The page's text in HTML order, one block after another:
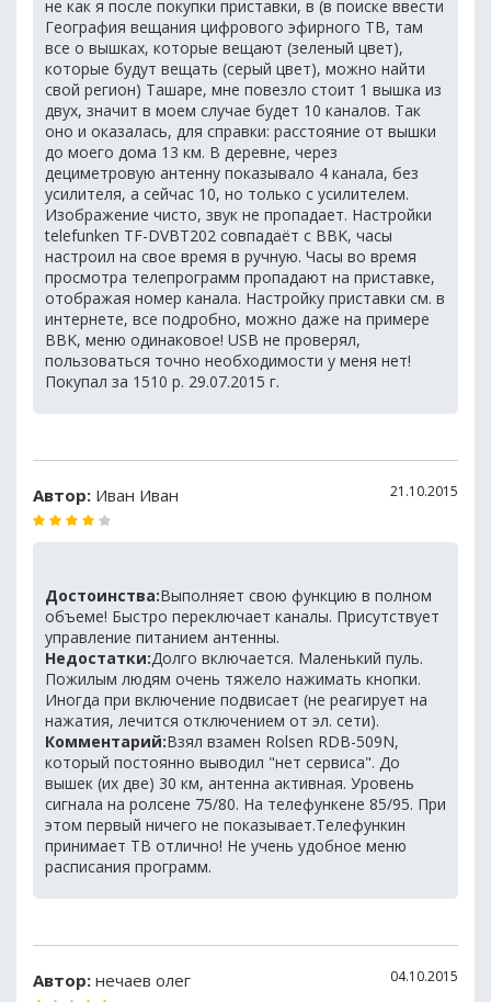
не как я после покупки приставки, в (в поиске ввести
География вещания цифрового эфирного ТВ, там
все о вышках, которые вещают (зеленый цвет),
которые будут вещать (серый цвет), можно найти
свой регион) Ташаре, мне повезло стоит 1 вышка из
двух, значит в моем случае будет 10 каналов. Так
оно и оказалась, для справки: расстояние от вышки
до моего дома 13 км. В деревне, через
дециметровую антенну показывало 4 канала, без
усилителя, а сейчас 10, но только с усилителем.
Изображение чисто, звук не пропадает. Настройки
telefunken TF-DVBT202 совпадаёт с BBK, часы
настроил на свое время в ручную. Часы во время
просмотра телепрограмм пропадают на приставке,
отображая номер канала. Настройку приставки см. в
интернете, все подробно, можно даже на примере
BBK, меню одинаковое! USB не проверял,
пользоваться точно необходимости у меня нет!
Покупал за 1510 р. 29.07.2015 г.
Автор: Иван Иван 21.10.2015
Достоинства:Выполняет свою функцию в полном
объеме! Быстро переключает каналы. Присутствует
управление питанием антенны.
Недостатки:Долго включается. Маленький пуль.
Пожилым людям очень тяжело нажимать кнопки.
Иногда при включение подвисает (не реагирует на
нажатия, лечится отключением от эл. сети).
Комментарий:Взял взамен Rolsen RDB-509N,
который постоянно выводил "нет сервиса". До
вышек (их две) 30 км, антенна активная. Уровень
сигнала на ролсене 75/80. На телефункене 85/95. При
этом первый ничего не показывает.Телефункин
принимает ТВ отлично! Не учень удобное меню
расписания программ.
Автор: нечаев олег 04.10.2015